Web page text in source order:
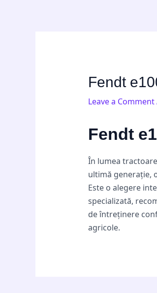
Fendt
Leave a Comment
Fendt
În lumea
ultimă generație,
Este o alegere
specializată,
de întreținere
agricole.